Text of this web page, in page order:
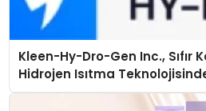
Kleen-Hy-Dro-Gen Inc., Sıfır
Hidrojen Isıtma
Düzenleyici Onaylarını Aldı